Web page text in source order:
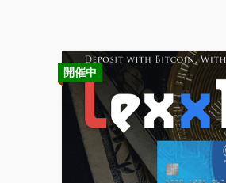
開催中